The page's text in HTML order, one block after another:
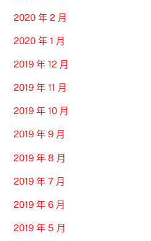
2020 年 2 月
2020 年 1 月
2019 年 12 月
2019 年 11 月
2019 年 10 月
2019 年 9 月
2019 年 8 月
2019 年 7 月
2019 年 6 月
2019 年 5 月